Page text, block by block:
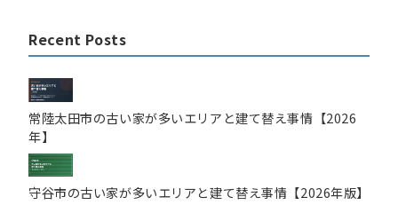
Recent Posts
常陸太田市の古い家が多いエリアと建て替え事情【2026
年】
守谷市の古い家が多いエリアと建て替え事情【2026年版】